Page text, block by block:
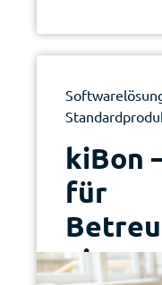
|
kiBon
für
eine